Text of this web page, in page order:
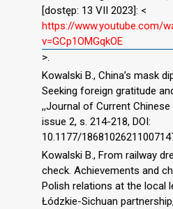
[dostęp: 13 VII 2023]: <
https://www.youtube.com/
v=GCp1OMGqkOE
>.
Kowalski B., China’s mask
Seeking foreign gratitude
,,Journal of Current
issue 2, s. 214-218, DOI:
10.1177/
Kowalski B., From railway
check. Achievements and
Polish relations at the local
Łódzkie-Sichuan